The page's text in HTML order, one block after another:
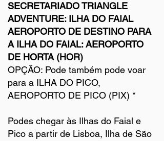
SECRETARIADO TRIANGLE
ADVENTURE: ILHA DO FAIAL
AEROPORTO DE DESTINO PARA
A ILHA DO FAIAL: AEROPORTO
DE HORTA (HOR)
OPÇÃO: Pode também pode voar
para a ILHA DO PICO,
AEROPORTO DE PICO (PIX) *
Podes chegar às Ilhas do Faial e
Pico a partir de Lisboa, Ilha de São